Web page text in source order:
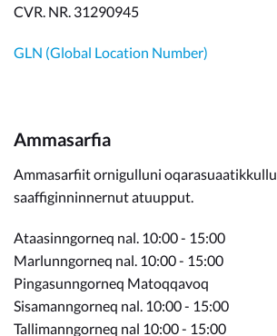
CVR. NR. 31290945
GLN (Global Location Number)
Ammasarfia
Ammasarfiit ornigulluni oqarasuaatikkullu
saaffiginninnernut atuupput.
Ataasinngorneq nal. 10:00 - 15:00
Marlunngorneq nal. 10:00 - 15:00
Pingasunngorneq Matoqqavoq
Sisamanngorneq nal. 10:00 - 15:00
Tallimanngorneq nal 10:00 - 15:00